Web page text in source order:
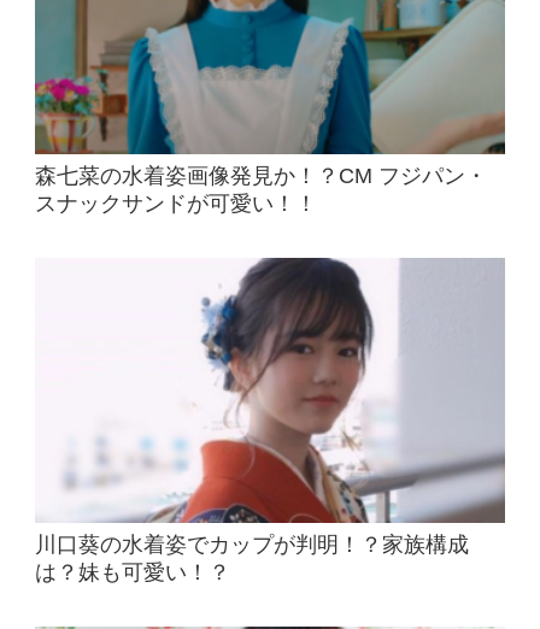
森七菜の水着姿画像発見か！？CM フジパン・
スナックサンドが可愛い！！
川口葵の水着姿でカップが判明！？家族構成
は？妹も可愛い！？